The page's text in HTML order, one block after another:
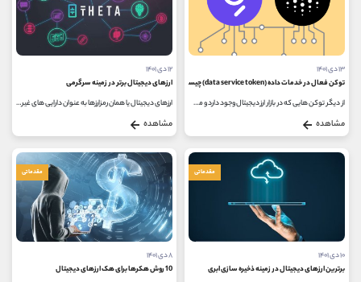
۱۳ دی ۱۴۰۱
توکن فعال در خدمات داده (data service token) چیست؟
از دیگر توکن هایی که در بازار ارز دیجیتال وجود دارد و می توان بر روی آن سرمایه گذاری کرد، توکن فعال در خدمات داده است. شاید این...
مشاهده
۱۲ دی ۱۴۰۱
ارزهای دیجیتال برتر در زمینه سرگرمی
ارزهای دیجیتال یا همان رمزارزها به عنوان دارایی های غیرمتمرکز و مبتنی بر بلاک چین، علاوه بر این که در حوزه سرمایه گذاری بسیار...
مشاهده
مقدماتی
۱۰ دی ۱۴۰۱
برترین ارزهای دیجیتال در زمینه ذخیره سازی ابری
مقدماتی
۸ دی ۱۴۰۱
10 روش هکرها برای هک ارزهای دیجیتال